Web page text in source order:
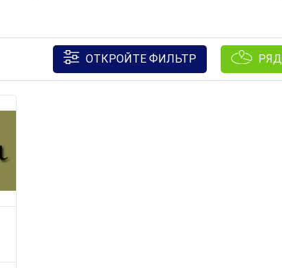
ОТКРОЙТЕ ФИЛЬТР